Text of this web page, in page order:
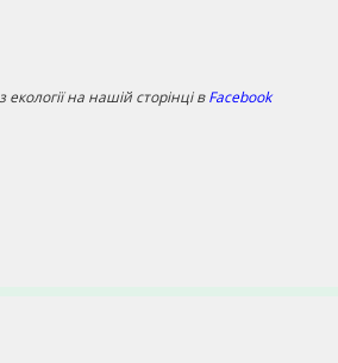
на нашій сторінці вFacebook